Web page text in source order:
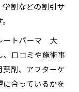
学割などの割引サ
ートパーマ 大
口コミや施術事
剤、アフターケ
合っているかを